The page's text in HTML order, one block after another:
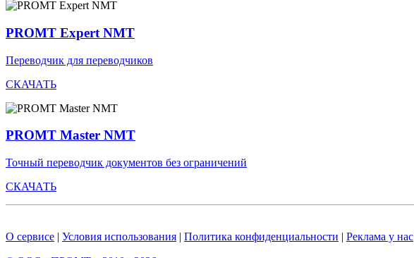
PROMT Expert NMT
Переводчик для переводчиков
СКАЧАТЬ
PROMT Master NMT
Точный переводчик документов без ограничений
СКАЧАТЬ
О сервисе | Условия использования | Политика конфиденциальности | Реклама у нас